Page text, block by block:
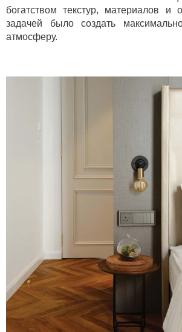
богатством текстур, материалов и
задачей было создать
атмосферу.